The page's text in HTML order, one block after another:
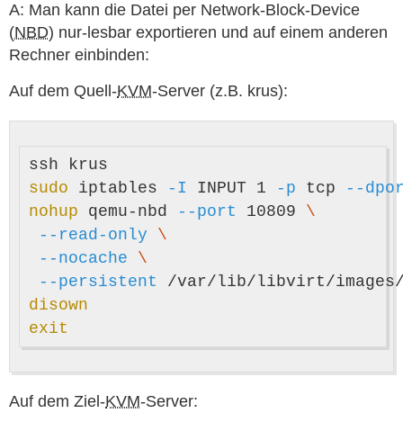
A: Man kann die Datei per Network-Block-Device
(NBD) nur-lesbar exportieren und auf einem anderen
Rechner einbinden:
Auf dem Quell-KVM-Server (z.B. krus):
sudo iptables -I INPUT 1 -p tcp
--
nohup qemu-nbd --port 10809 \
--read-only
\
--nocache
\
--persistent
disown
exit
Auf dem Ziel-KVM-Server: